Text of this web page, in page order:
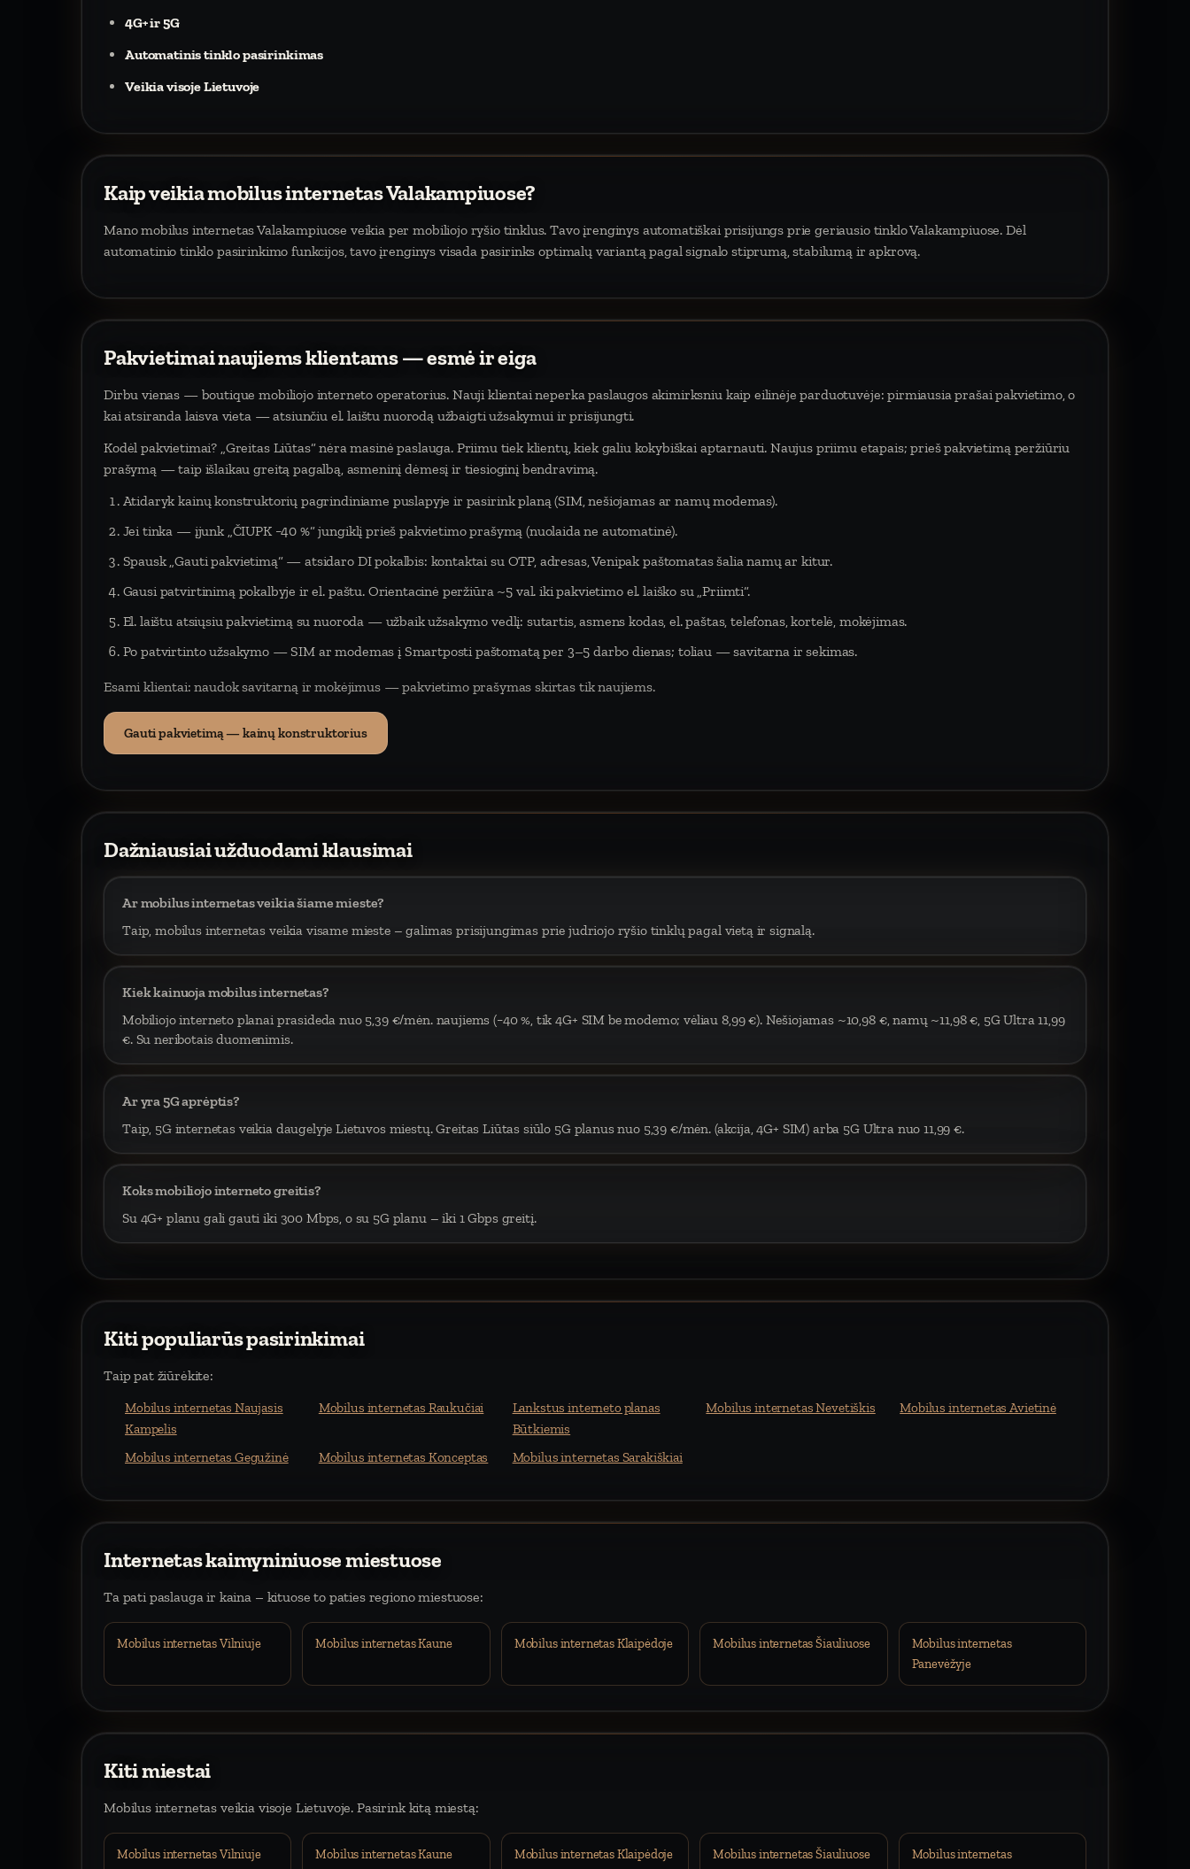
4G+ ir 5G
Automatinis tinklo pasirinkimas
Veikia visoje Lietuvoje
Kaip veikia mobilus internetas Valakampiuose?
Mano mobilus internetas Valakampiuose veikia per mobiliojo ryšio tinklus. Tavo įrenginys automatiškai prisijungs prie geriausio tinklo Valakampiuose. Dėl
automatinio tinklo pasirinkimo funkcijos, tavo įrenginys visada pasirinks optimalų variantą pagal signalo stiprumą, stabilumą ir apkrovą.
Pakvietimai naujiems klientams — esmė ir eiga
Dirbu vienas — boutique mobiliojo interneto operatorius. Nauji klientai neperka paslaugos akimirksniu kaip eilinėje parduotuvėje: pirmiausia prašai pakvietimo, o
kai atsiranda laisva vieta — atsiunčiu el. laištu nuorodą užbaigti užsakymui ir prisijungti.
Kodėl pakvietimai? „Greitas Liūtas“ nėra masinė paslauga. Priimu tiek klientų, kiek galiu kokybiškai aptarnauti. Naujus priimu etapais; prieš pakvietimą peržiūriu
prašymą — taip išlaikau greitą pagalbą, asmeninį dėmesį ir tiesioginį bendravimą.
Atidaryk kainų konstruktorių pagrindiniame puslapyje ir pasirink planą (SIM, nešiojamas ar namų modemas).
Jei tinka — įjunk „ČIUPK −40 %“ jungiklį prieš pakvietimo prašymą (nuolaida ne automatinė).
Spausk „Gauti pakvietimą“ — atsidaro DI pokalbis: kontaktai su OTP, adresas, Venipak paštomatas šalia namų ar kitur.
Gausi patvirtinimą pokalbyje ir el. paštu. Orientacinė peržiūra ~5 val. iki pakvietimo el. laiško su „Priimti“.
El. laištu atsiųsiu pakvietimą su nuoroda — užbaik užsakymo vedlį: sutartis, asmens kodas, el. paštas, telefonas, kortelė, mokėjimas.
Po patvirtinto užsakymo — SIM ar modemas į Smartposti paštomatą per 3–5 darbo dienas; toliau — savitarna ir sekimas.
Esami klientai: naudok savitarną ir mokėjimus — pakvietimo prašymas skirtas tik naujiems.
Gauti pakvietimą — kainų konstruktorius
Dažniausiai užduodami klausimai
Ar mobilus internetas veikia šiame mieste?
Taip, mobilus internetas veikia visame mieste – galimas prisijungimas prie judriojo ryšio tinklų pagal vietą ir signalą.
Kiek kainuoja mobilus internetas?
Mobiliojo interneto planai prasideda nuo 5,39 €/mėn. naujiems (−40 %, tik 4G+ SIM be modemo; vėliau 8,99 €). Nešiojamas ~10,98 €, namų ~11,98 €, 5G Ultra 11,99
€. Su neribotais duomenimis.
Ar yra 5G aprėptis?
Taip, 5G internetas veikia daugelyje Lietuvos miestų. Greitas Liūtas siūlo 5G planus nuo 5,39 €/mėn. (akcija, 4G+ SIM) arba 5G Ultra nuo 11,99 €.
Koks mobiliojo interneto greitis?
Su 4G+ planu gali gauti iki 300 Mbps, o su 5G planu – iki 1 Gbps greitį.
Kiti populiarūs pasirinkimai
Taip pat žiūrėkite:
Mobilus internetas Naujasis
Kampelis
Mobilus internetas Raukučiai
Lankstus interneto planas
Būtkiemis
Mobilus internetas Nevetiškis Mobilus internetas Avietinė
Mobilus internetas Gegužinė Mobilus internetas Konceptas Mobilus internetas Sarakiškiai
Internetas kaimyniniuose miestuose
Ta pati paslauga ir kaina – kituose to paties regiono miestuose:
Mobilus internetas Vilniuje Mobilus internetas Kaune Mobilus internetas Klaipėdoje Mobilus internetas Šiauliuose
Mobilus internetas
Panevėžyje
Kiti miestai
Mobilus internetas veikia visoje Lietuvoje. Pasirink kitą miestą:
Mobilus internetas Vilniuje Mobilus internetas Kaune Mobilus internetas Klaipėdoje Mobilus internetas Šiauliuose
Mobilus internetas